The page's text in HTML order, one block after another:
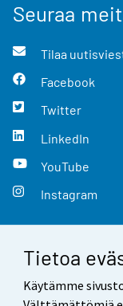
Tietoa
Käytämme
Seuraa
Tilaa
Facebook
Twitter
LinkedIn
YouTube
Instagram
Yhteystiedot
Palaute